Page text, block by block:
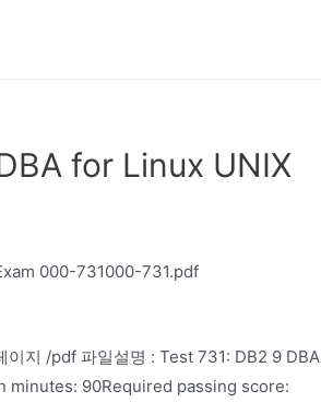
for Linux UNIX
000-731000-731.pdf
이지 /pdf 파일설명 : Test 731: DB2 9 DBA
minutes: 90Required passing score: